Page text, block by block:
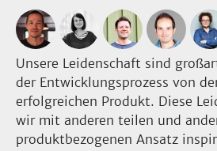
Unsere Leidenschaft sind
der Entwicklungsprozess von
erfolgreichen Produkt. Diese
wir mit anderen teilen und
produktbezogenen Ansatz